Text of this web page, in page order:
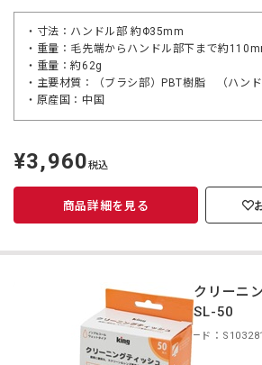
・寸法：ハンドル部 約Φ35mm
・重量：毛先端からハンドル部下まで約
・重量：約62g
・主要材質：（ブラシ部）PBT樹脂 （ハン
・原産国：中国
定
価
¥3,960税込
商品詳細を見る
King クリーニ
KCTFSL-50
商品コード：